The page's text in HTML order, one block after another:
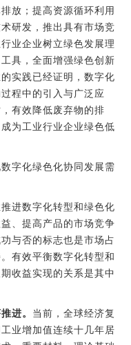
放；提高资源循环利用
研发，推出具有市场竞
业企业树立绿色发展理
具，全面增强绿色创新
实践已经证明，数字化
程中的引入与广泛应
有效降低废弃物的排
为工业行业企业绿色低
字化绿色化协同发展需
进数字化转型和绿色化
、提高产品的市场竞争
与否的标志也是市场占
有效平衡数字化转型和
收益实现的关系是其中
进。 当前，全球经济复
业增加值连续十几年居